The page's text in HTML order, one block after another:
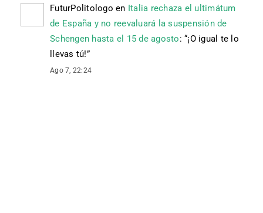
FuturPolitologo en Italia rechaza el ultimátum
de España y no reevaluará la suspensión de
Schengen hasta el 15 de agosto: “¡O igual te lo
llevas tú!”
Ago 7, 22:24